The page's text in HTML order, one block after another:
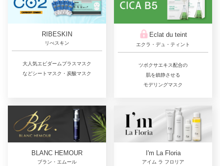
RIBESKIN
リべスキン
大人気エピダームプラスマスク
などシートマスク・炭酸マスク
Eclat du teint
エクラ・デュ・ティント
ツボクサエキス配合の
肌を鎮静させる
モデリングマスク
BLANC HEMOUR
ブラン・エムール
I'm La Floria
アイム ラ フロリア